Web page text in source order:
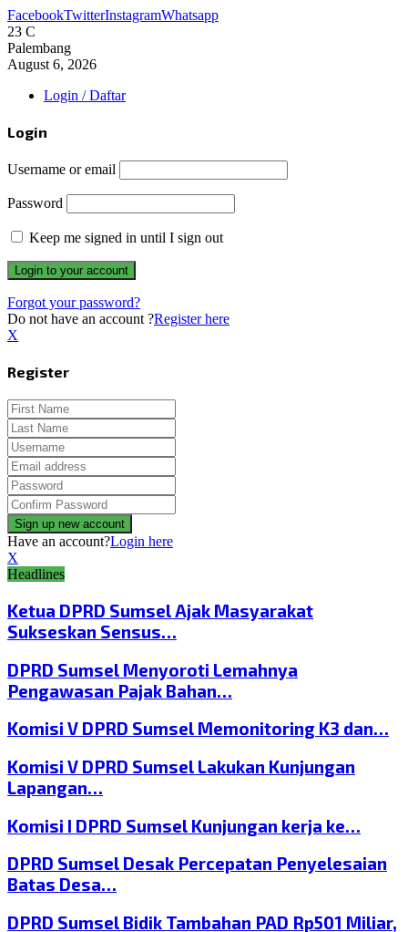
FacebookTwitterInstagramWhatsapp
23 C
Palembang
August 6, 2026
Login / Daftar
Login
Username or email
Password
Keep me signed in until I sign out
Forgot your password?
Do not have an account ?Register here
X
Register
Have an account?Login here
X
Headlines
Ketua DPRD Sumsel Ajak Masyarakat
Sukseskan Sensus…
DPRD Sumsel Menyoroti Lemahnya
Pengawasan Pajak Bahan…
Komisi V DPRD Sumsel Memonitoring K3 dan…
Komisi V DPRD Sumsel Lakukan Kunjungan
Lapangan…
Komisi I DPRD Sumsel Kunjungan kerja ke…
DPRD Sumsel Desak Percepatan Penyelesaian
Batas Desa…
DPRD Sumsel Bidik Tambahan PAD Rp501 Miliar,